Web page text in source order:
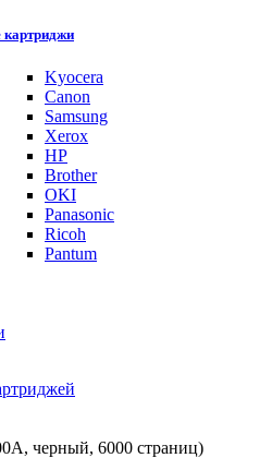
Kyocera
Canon
Samsung
Xerox
HP
Brother
OKI
Panasonic
Ricoh
Pantum
черный, 6000 страниц)